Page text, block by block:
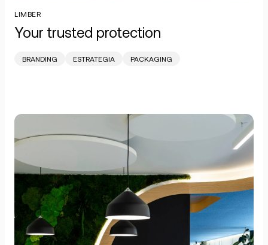
LIMBER
Your trusted protection
BRANDING ESTRATEGIA PACKAGING